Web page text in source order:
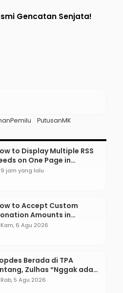
Gencatan Senjata!
PutusanMK
to Display Multiple RSS
on One Page in
9 jam yang lalu
to Accept Custom
Amounts in
with Stripe
Kam, 6 Agu 2026
Berada di TPA
Zulhas “Nggak ada
Rab, 5 Agu 2026